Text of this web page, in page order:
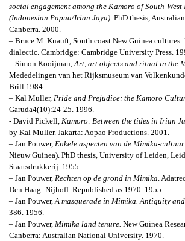
social engagement among the Kamoro of South-West
(Indonesian Papua/Irian Jaya). PhD thesis,
Canberra. 2000.
– Bruce M. Knauft, South coast New Guinea cultures:
dialectic . Cambridge: Cambridge University Press.
– Simon Kooijman, Art, art objects and ritual in the
Mededelingen van het Rijksmuseum van
Brill.1984.
– Kal Muller, Pride and Prejudice: the Kamoro
Garuda4(10):24-25. 1996.
- David Pickell, Kamoro: Between the tides in Irian
by Kal Muller. Jakarta: Aopao Productions. 2001.
– Jan Pouwer, Enkele aspecten van de Mimika-cultuur
Nieuw Guinea). PhD thesis, University of Leiden,
Staatsdrukkerij. 1955.
– Jan Pouwer, Rechten op de grond in Mimika
Den Haag: Nijhoff. Republished as 1970. 1955.
– Jan Pouwer, A masquerade in Mimika. Antiquity
386. 1956.
– Jan Pouwer, Mimika land tenure. New Guinea
Canberra: Australian National University. 1970.